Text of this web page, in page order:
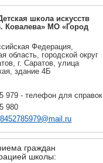
школа искусств
Ковалева» МО «Город
Федерация,
область, городской округ
г. Саратов, улица
здание 4Б
979 - телефон для справок
980
8452785979@mail.ru
граждан
школы: